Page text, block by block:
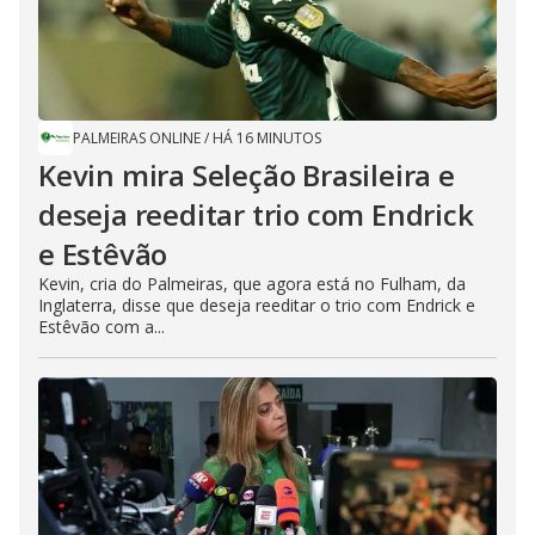
PALMEIRAS ONLINE/ HÁ 16 MINUTOS
Kevin mira Seleção Brasileira e
deseja reeditar trio com Endrick
e Estêvão
Kevin, cria do Palmeiras, que agora está no Fulham, da
Inglaterra, disse que deseja reeditar o trio com Endrick e
Estêvão com a...